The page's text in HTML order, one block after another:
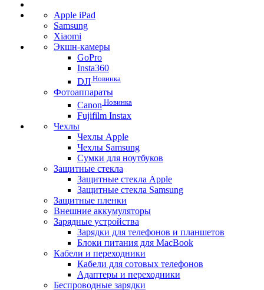
Apple iPad
Samsung
Xiaomi
Экшн-камеры
GoPro
Insta360
DJI Новинка
Фотоаппараты
Canon Новинка
Fujifilm Instax
Чехлы
Чехлы Apple
Чехлы Samsung
Сумки для ноутбуков
Защитные стекла
Защитные стекла Apple
Защитные стекла Samsung
Защитные пленки
Внешние аккумуляторы
Зарядные устройства
Зарядки для телефонов и планшетов
Блоки питания для MacBook
Кабели и переходники
Кабели для сотовых телефонов
Адаптеры и переходники
Беспроводные зарядки